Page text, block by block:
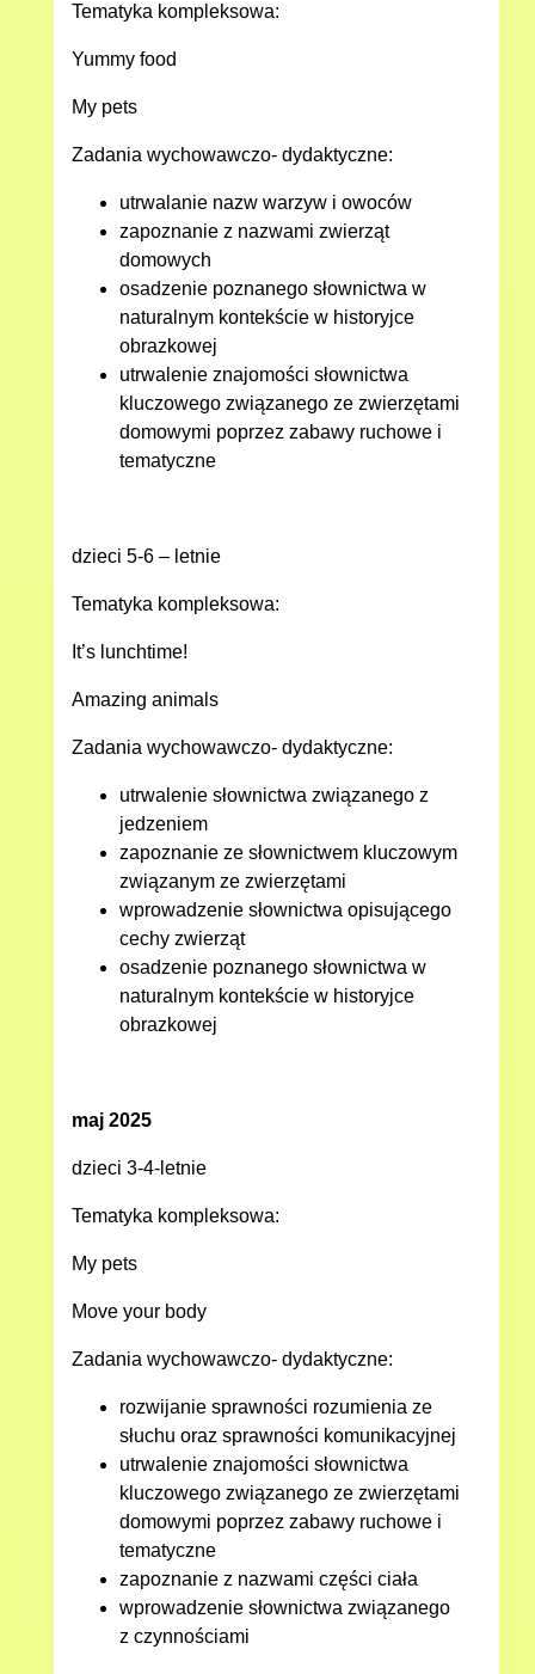
Tematyka kompleksowa:
Yummy food
My pets
Zadania wychowawczo- dydaktyczne:
utrwalanie nazw warzyw i owoców
zapoznanie z nazwami zwierząt
domowych
osadzenie poznanego słownictwa w
naturalnym kontekście w historyjce
obrazkowej
utrwalenie znajomości słownictwa
kluczowego związanego ze zwierzętami
domowymi poprzez zabawy ruchowe i
tematyczne
dzieci 5-6 – letnie
Tematyka kompleksowa:
It’s lunchtime!
Amazing animals
Zadania wychowawczo- dydaktyczne:
utrwalenie słownictwa związanego z
jedzeniem
zapoznanie ze słownictwem kluczowym
związanym ze zwierzętami
wprowadzenie słownictwa opisującego
cechy zwierząt
osadzenie poznanego słownictwa w
naturalnym kontekście w historyjce
obrazkowej
maj 2025
dzieci 3-4-letnie
Tematyka kompleksowa:
My pets
Move your body
Zadania wychowawczo- dydaktyczne:
rozwijanie sprawności rozumienia ze
słuchu oraz sprawności komunikacyjnej
utrwalenie znajomości słownictwa
kluczowego związanego ze zwierzętami
domowymi poprzez zabawy ruchowe i
tematyczne
zapoznanie z nazwami części ciała
wprowadzenie słownictwa związanego
z czynnościami